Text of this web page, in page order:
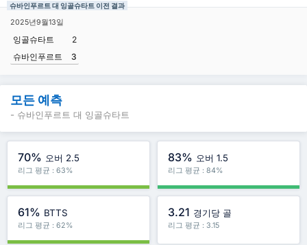
슈바인푸르트 대 잉골슈타트 이전 결과
2025년9월13일
잉골슈타트
2
슈바인푸르트
3
모든 예측
- 슈바인푸르트 대 잉골슈타트
70% 오버 2.5
리그 평균 : 63%
83% 오버 1.5
리그 평균 : 84%
61% BTTS
리그 평균 : 62%
3.21 경기당 골
리그 평균 : 3.15